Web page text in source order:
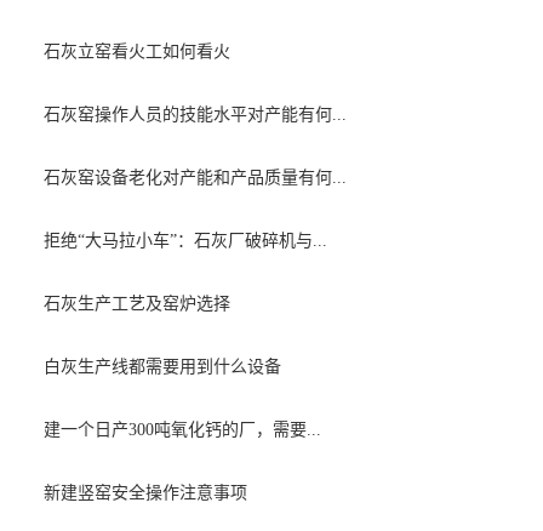
石灰立窑看火工如何看火
石灰窑操作人员的技能水平对产能有何...
石灰窑设备老化对产能和产品质量有何...
拒绝“大马拉小车”：石灰厂破碎机与...
石灰生产工艺及窑炉选择
白灰生产线都需要用到什么设备
建一个日产300吨氧化钙的厂，需要...
新建竖窑安全操作注意事项